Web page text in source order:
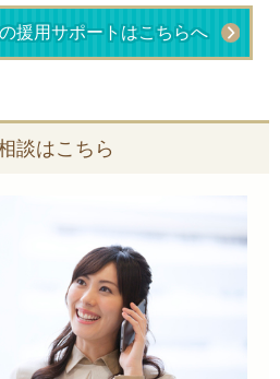
援用サポートはこちらへ
談はこちら